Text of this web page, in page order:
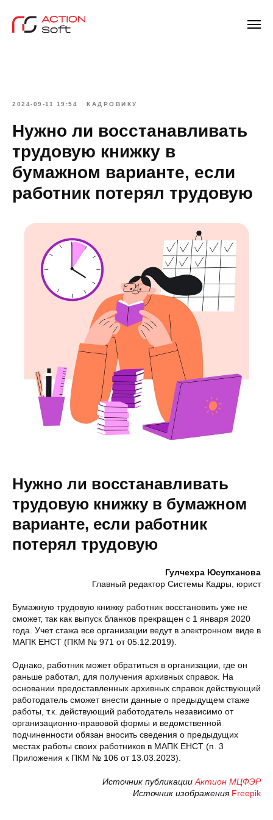
2024-09-11 19:54 КАДРОВИКУ
Нужно ли восстанавливать
трудовую книжку в
бумажном варианте, если
работник потерял трудовую
Нужно ли восстанавливать
трудовую книжку в бумажном
варианте, если работник
потерял трудовую
Гулчехра Юсупханова
Главный редактор Системы Кадры, юрист
Бумажную трудовую книжку работник восстановить уже не
сможет, так как выпуск бланков прекращен с 1 января 2020
года. Учет стажа все организации ведут в электронном виде в
МАПК ЕНСТ (ПКМ № 971 от 05.12.2019).
Однако, работник может обратиться в организации, где он
раньше работал, для получения архивных справок. На
основании предоставленных архивных справок действующий
работодатель сможет внести данные о предыдущем стаже
работы, т.к. действующий работодатель независимо от
организационно-правовой формы и ведомственной
подчиненности обязан вносить сведения о предыдущих
местах работы своих работников в МАПК ЕНСТ (п. 3
Приложения к ПКМ № 106 от 13.03.2023).
Источник публикации Актион МЦФЭР
Источник изображения Freepik